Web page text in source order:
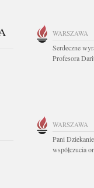
WARSZAWA
Serdeczne
Profesora
WARSZAWA
Pani
współczucia